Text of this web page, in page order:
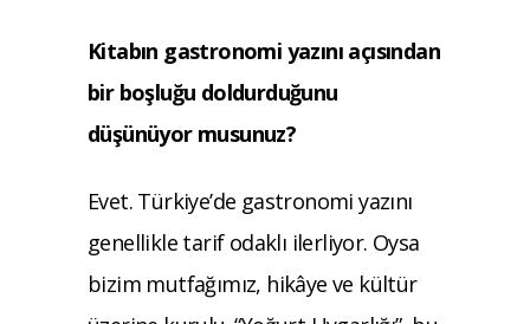
Kitabın gastronomi yazını açısından
bir boşluğu doldurduğunu
düşünüyor musunuz?
Evet. Türkiye’de gastronomi yazını
genellikle tarif odaklı ilerliyor. Oysa
bizim mutfağımız, hikâye ve kültür